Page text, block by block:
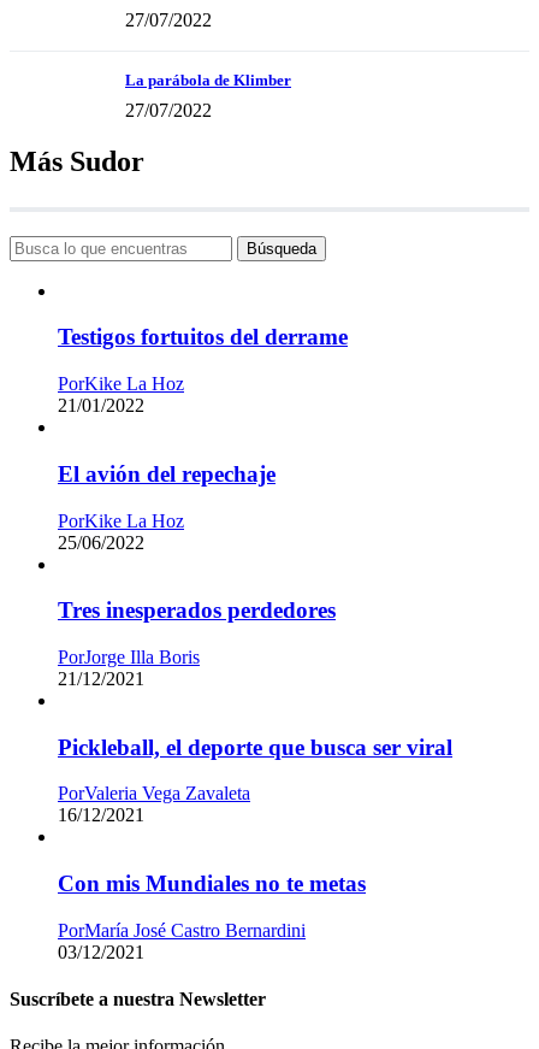
27/07/2022
La parábola de Klimber
27/07/2022
Más Sudor
Búsqueda
Testigos fortuitos del derrame
PorKike La Hoz
21/01/2022
El avión del repechaje
PorKike La Hoz
25/06/2022
Tres inesperados perdedores
PorJorge Illa Boris
21/12/2021
Pickleball, el deporte que busca ser viral
PorValeria Vega Zavaleta
16/12/2021
Con mis Mundiales no te metas
PorMaría José Castro Bernardini
03/12/2021
Suscríbete a nuestra Newsletter